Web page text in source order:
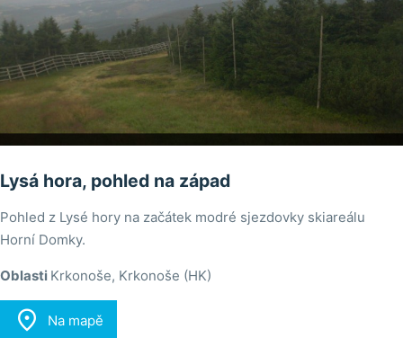
Lysá hora, pohled na západ
Pohled z Lysé hory na začátek modré sjezdovky skiareálu
Horní Domky.
Oblasti Krkonoše, Krkonoše (HK)
 Na mapě